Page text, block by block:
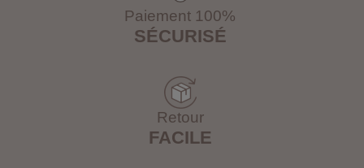
Paiement 100%
SÉCURISÉ
Retour
FACILE